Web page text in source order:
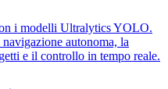
i modelli Ultralytics YOLO.
autonoma, la
e il controllo in tempo reale.